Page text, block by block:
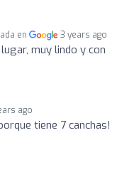
en 3 years ago
muy lindo y con
ago
tiene 7 canchas!